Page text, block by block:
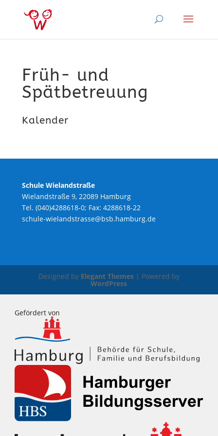
Früh- und
Spätbetreuung
Kalender
Schule Wielandstraße
Wielandstraße 9, 22089 Hamburg
Tel. (040)4288618-0; Fax: 4288618-22
schule-wielandstrasse@bsb.hamburg.de
Designed by Elegant Themes| Powered by
WordPress
Gefördert von